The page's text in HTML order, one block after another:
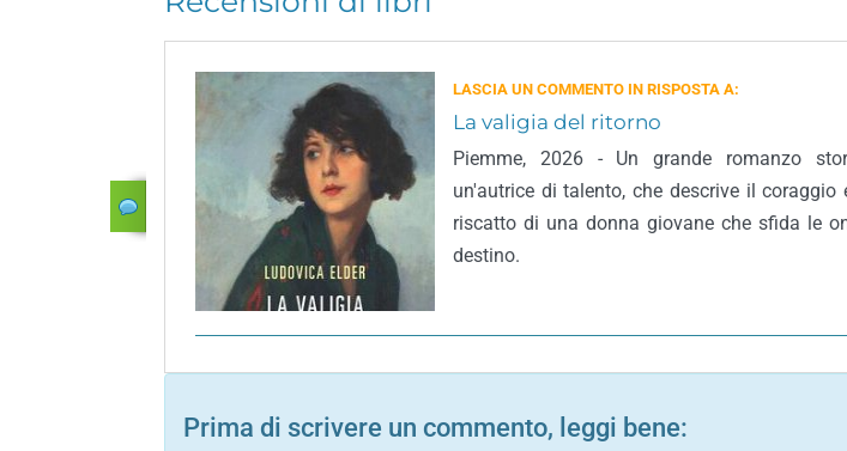
LASCIA UN COMMENTO IN RISPOSTA A:
La valigia del ritorno
Piemme, 2026 - Un grande romanzo
un'autrice di talento, che descrive il coraggio
riscatto di una donna giovane che sfida le
destino.
Prima di scrivere un commento, leggi bene: